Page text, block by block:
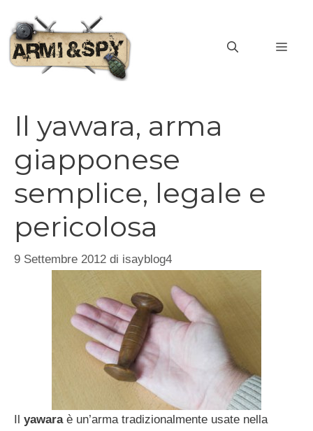
contenuto
Il yawara, arma
giapponese
semplice, legale e
pericolosa
9 Settembre 2012 di isayblog4
yawaraè un’arma tradizionalmente usate nella